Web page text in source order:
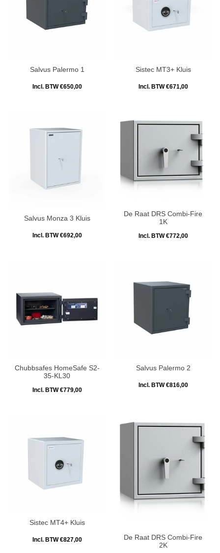
Salvus Palermo 1
Incl. BTW €650,00
Sistec MT3+ Kluis
Incl. BTW €671,00
Salvus Monza 3 Kluis
Incl. BTW €692,00
De Raat DRS Combi-Fire
1K
Incl. BTW €772,00
Chubbsafes HomeSafe S2-
35-KL30
Incl. BTW €779,00
Salvus Palermo 2
Incl. BTW €816,00
Sistec MT4+ Kluis
Incl. BTW €827,00
De Raat DRS Combi-Fire
2K